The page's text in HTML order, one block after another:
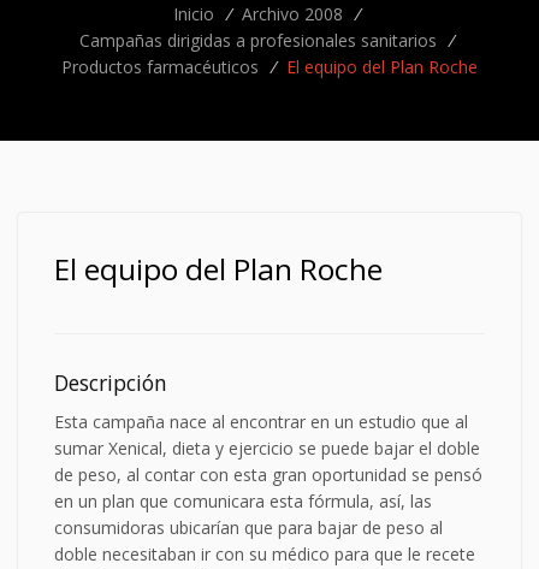
Inicio / Archivo 2008 /
Campañas dirigidas a profesionales sanitarios /
Productos farmacéuticos / El equipo del Plan Roche
El equipo del Plan Roche
Descripción
Esta campaña nace al encontrar en un estudio que al
sumar Xenical, dieta y ejercicio se puede bajar el doble
de peso, al contar con esta gran oportunidad se pensó
en un plan que comunicara esta fórmula, así, las
consumidoras ubicarían que para bajar de peso al
doble necesitaban ir con su médico para que le recete